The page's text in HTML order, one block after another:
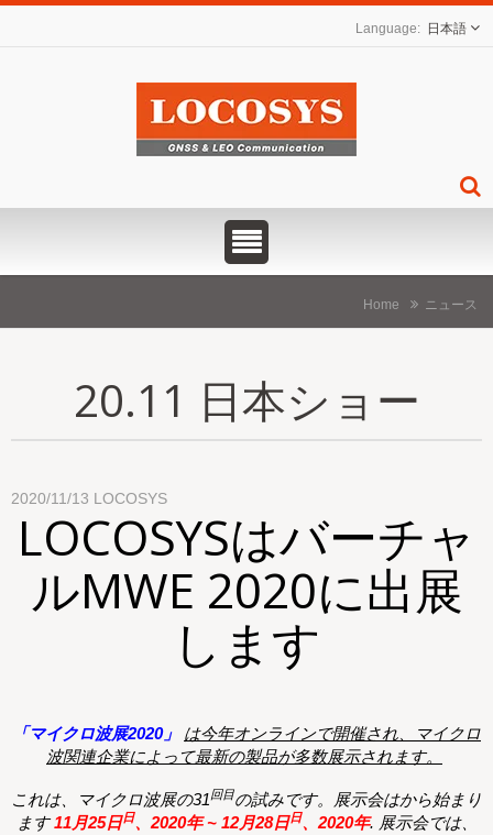
日本語
Home ニュース
20.11 日本ショー
2020/11/13 LOCOSYS
LOCOSYSはバーチャ
ルMWE 2020に出展
します
「マイクロ波展2020」
は今年オンラインで開催され、マイクロ
波関連企業によって最新の製品が多数展示されます。
これは、マイクロ波展の31回目の試みです。展示会はから始まり
ます 11月25日日、2020年 ~ 12月28日日、2020年. 展示会では、